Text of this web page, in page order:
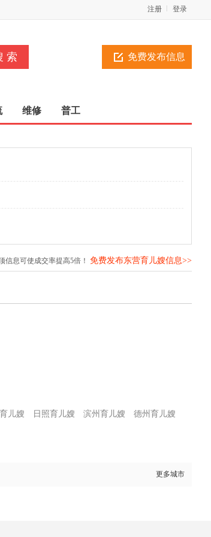
登录
注册
免费发布信息
维修 普工
信息可使成交率提高5倍！ 免费发布东营育儿嫂信息>>
儿嫂 日照育儿嫂 滨州育儿嫂
德州育儿嫂
更多城市